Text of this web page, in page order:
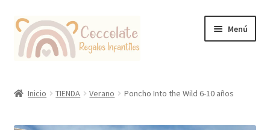
Ir
la
Ir
contenido
Menú
Inicio TIENDA Verano Poncho Into the Wild 6-10 años